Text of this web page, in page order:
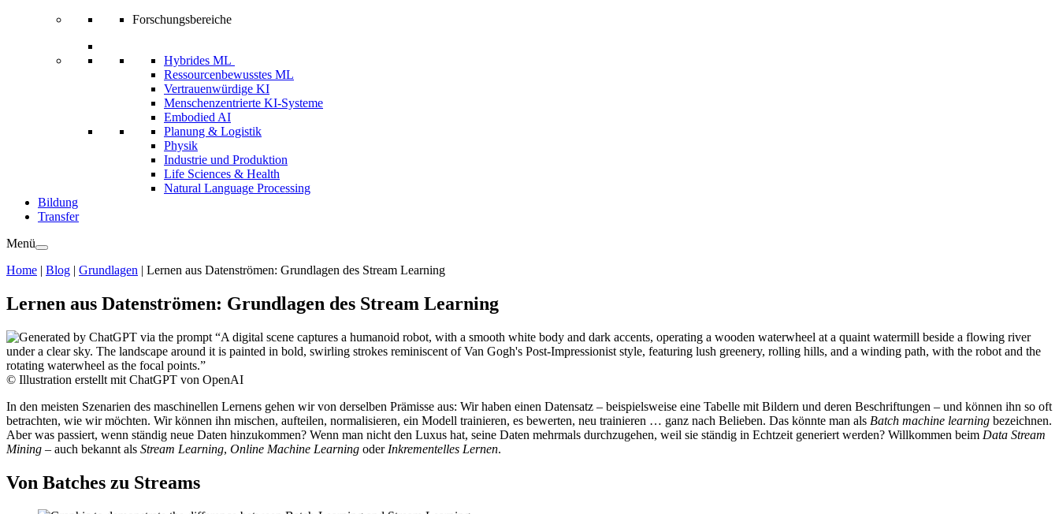
Forschungsbereiche
Hybrides ML
Ressourcenbewusstes ML
Vertrauenwürdige KI
Menschenzentrierte KI-Systeme
Embodied AI
Planung & Logistik
Physik
Industrie und Produktion
Life Sciences & Health
Natural Language Processing
Bildung
Transfer
Menü
Home | Blog | Grundlagen | Lernen aus Datenströmen: Grundlagen des Stream Learning
Lernen aus Datenströmen: Grundlagen des Stream Learning
© Illustration erstellt mit ChatGPT von OpenAI
In den meisten Szenarien des maschinellen Lernens gehen wir von derselben Prämisse aus: Wir haben einen Datensatz – beispielsweise eine Tabelle mit Bildern und deren Beschriftungen – und können ihn so oft
betrachten, wie wir möchten. Wir können ihn mischen, aufteilen, normalisieren, ein Modell trainieren, es bewerten, neu trainieren … ganz nach Belieben. Das könnte man als Batch machine learning bezeichnen.
Aber was passiert, wenn ständig neue Daten hinzukommen? Wenn man nicht den Luxus hat, seine Daten mehrmals durchzugehen, weil sie ständig in Echtzeit generiert werden? Willkommen beim Data Stream
Mining – auch bekannt als Stream Learning, Online Machine Learning oder Inkrementelles Lernen.
Von Batches zu Streams